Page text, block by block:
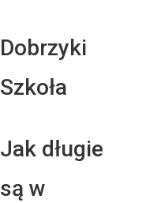
Dobrzyki
Szkoła
Jak długie
są w